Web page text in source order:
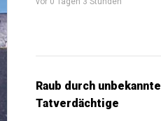
Raub durch unbekannte
Tatverdächtige